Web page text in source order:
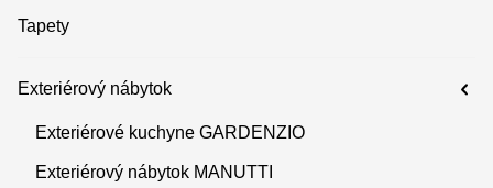
Tapety
Exteriérový nábytok
Exteriérové kuchyne GARDENZIO
Exteriérový nábytok MANUTTI